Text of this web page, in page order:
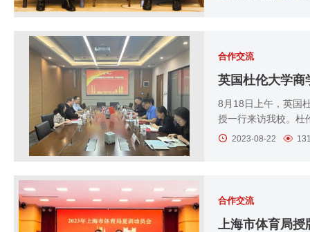
合作交流
英国杜伦大学商
8月18日上午，英国
授一行来访我校。杜
2023-08-22
合作交流
上海市体育局授